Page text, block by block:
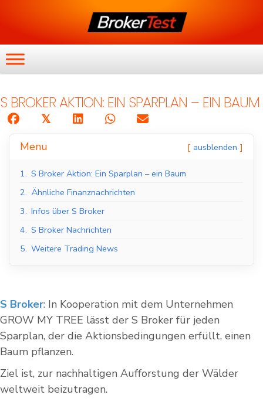
S BROKER AKTION: EIN SPARPLAN – EIN BAUM
𝕏
Menu ausblenden
1. S Broker Aktion: Ein Sparplan – ein Baum
2. Ähnliche Finanznachrichten
3. Infos über S Broker
4. S Broker Nachrichten
5. Weitere Trading News
S Broker: In Kooperation mit dem Unternehmen
GROW MY TREE lässt der S Broker für jeden
Sparplan, der die Aktionsbedingungen erfüllt, einen
Baum pflanzen.
Ziel ist, zur nachhaltigen Aufforstung der Wälder
weltweit beizutragen.